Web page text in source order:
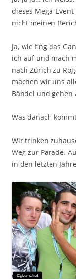
dieses Mega-
nicht meinen
Ja, wie fing das
ich auf und mach
nach Zürich zu
machen wir uns
Bändel und gehen
Was danach
Wir trinken
Weg zur Parade.
in den letzten